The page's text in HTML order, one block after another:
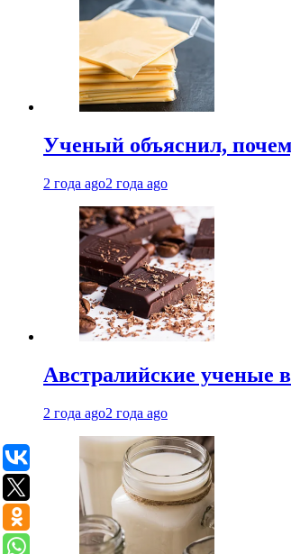
Ученый объяснил,
2 года ago2 года ago
Австралийские ученые
2 года ago2 года ago